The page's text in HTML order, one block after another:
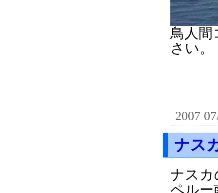
鳥人間
さい。
2007
ナス
ナスカ
ペル